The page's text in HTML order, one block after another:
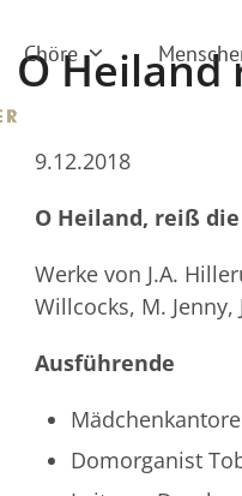
Chöre
O Heiland
9.12.2018
O Heiland, reiß
Werke von J.A.
Willcocks, M. Jenny,
Ausführende
Domorganist